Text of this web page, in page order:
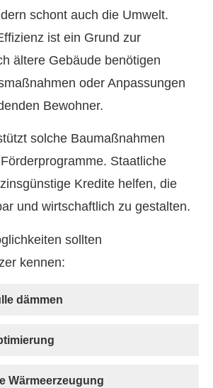
schont auch die Umwelt.
ist ein Grund zur
ältere Gebäude benötigen
oder Anpassungen
Bewohner.
solche Baumaßnahmen
Staatliche
Kredite helfen, die
und wirtschaftlich zu gestalten.
sollten
kennen:
dämmen
Wärmeerzeugung